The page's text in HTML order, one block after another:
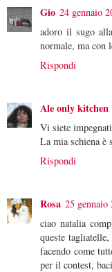
Gio 24 gennaio
adoro il sugo
normale, ma con
Rispondi
Ale only kitchen
Vi siete
La mia schiena è
Rispondi
Rosa 25 gennaio
ciao natalia
queste
facendo come
per il contest,